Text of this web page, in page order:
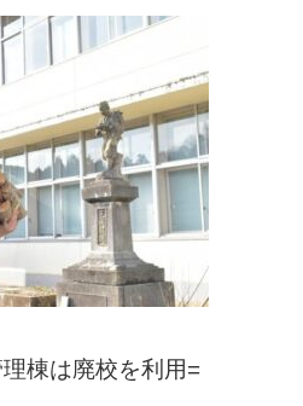
棟は廃校を利用=